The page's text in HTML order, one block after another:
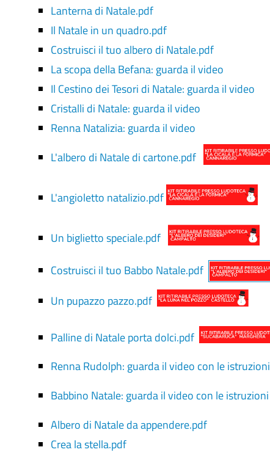
Lanterna di Natale.pdf
Il Natale in un quadro.pdf
Costruisci il tuo albero di Natale.pdf
La scopa della Befana: guarda il video
Il Cestino dei Tesori di Natale: guarda il video
Cristalli di Natale: guarda il video
Renna Natalizia: guarda il video
L'albero di Natale di cartone.pdf
L'angioletto natalizio.pdf
Un biglietto speciale.pdf
Costruisci il tuo Babbo Natale.pdf
Un pupazzo pazzo.pdf
Palline di Natale porta dolci.pdf
Renna Rudolph: guarda il video con le istruzioni
Babbino Natale: guarda il video con le istruzioni
Albero di Natale da appendere.pdf
Crea la stella.pdf